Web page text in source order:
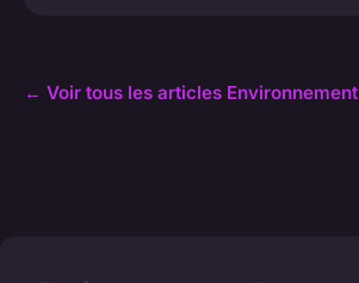
← Voir tous les articles Environnement